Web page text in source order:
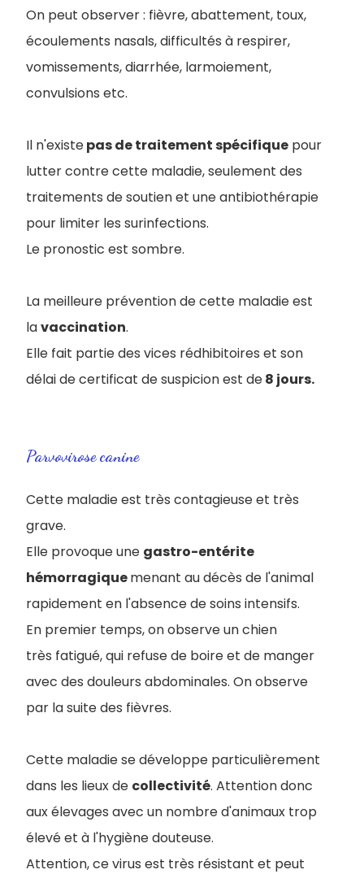
On peut observer : fièvre, abattement, toux,
écoulements nasals, difficultés à respirer,
vomissements, diarrhée, larmoiement,
convulsions etc.
Il n'existepas de traitement spécifique pour
lutter contre cette maladie, seulement des
traitements de soutien et une antibiothérapie
pour limiter les surinfections.
Le pronostic est sombre.
La meilleure prévention de cette maladie est
lavaccination.
Elle fait partie des vices rédhibitoires et son
délai de certificat de suspicion est de8 jours.
Parvovirose canine
Cette maladie est très contagieuse et très
grave.
Elle provoque une gastro-entérite
hémorragiquemenant au décès de l'animal
rapidement en l'absence de soins intensifs.
En premier temps, on observe un chien
très fatigué, qui refuse de boire et de manger
avec des douleurs abdominales. On observe
par la suite des fièvres.
Cette maladie se développe particulièrement
dans les lieux de collectivité. Attention donc
aux élevages avec un nombre d'animaux trop
élevé et à l'hygiène douteuse.
Attention, ce virus est très résistant et peut